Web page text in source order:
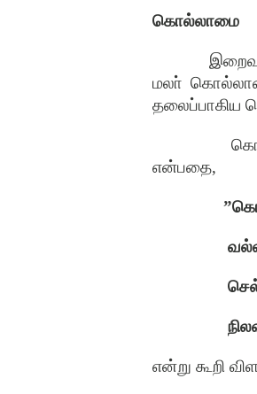
கொல்லாமை
மலா்
தலைப்பாகிய
என்பதை,
”
என்று கூறி